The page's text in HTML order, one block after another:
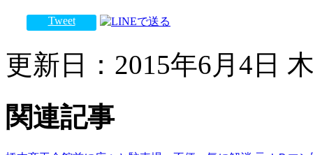
Tweet
更新日：2015年6月4日
関連記事